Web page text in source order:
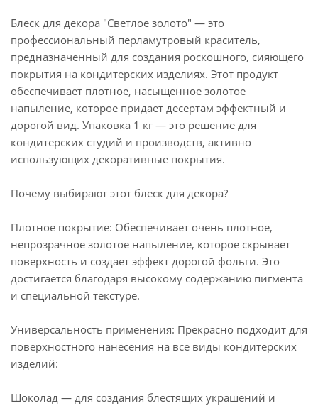
Блеск для декора "Светлое золото" — это
профессиональный перламутровый краситель,
предназначенный для создания роскошного, сияющего
покрытия на кондитерских изделиях. Этот продукт
обеспечивает плотное, насыщенное золотое
напыление, которое придает десертам эффектный и
дорогой вид. Упаковка 1 кг — это решение для
кондитерских студий и производств, активно
использующих декоративные покрытия.
Почему выбирают этот блеск для декора?
Плотное покрытие: Обеспечивает очень плотное,
непрозрачное золотое напыление, которое скрывает
поверхность и создает эффект дорогой фольги. Это
достигается благодаря высокому содержанию пигмента
и специальной текстуре.
Универсальность применения: Прекрасно подходит для
поверхностного нанесения на все виды кондитерских
изделий:
Шоколад — для создания блестящих украшений и